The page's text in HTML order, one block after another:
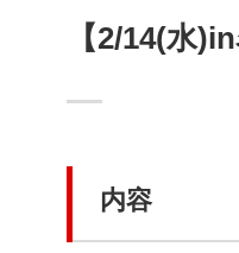
【2/14(水
内容